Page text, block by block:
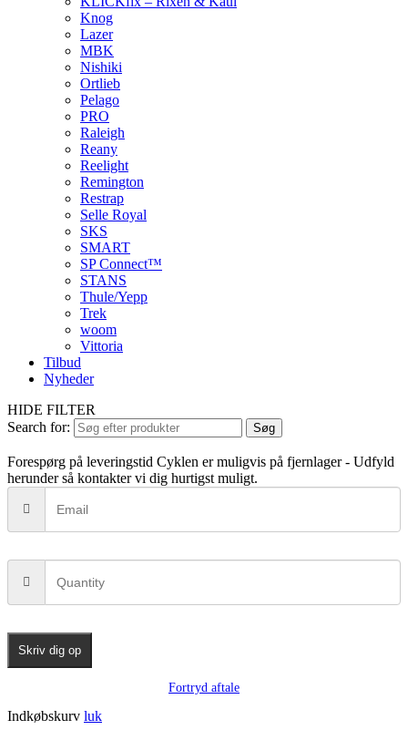
Knog
Lazer
MBK
Nishiki
Ortlieb
Pelago
PRO
Raleigh
Reany
Reelight
Remington
Restrap
Selle Royal
SKS
SMART
SP Connect™
STANS
Thule/Yepp
Trek
woom
Vittoria
Tilbud
Nyheder
HIDE FILTER
Search for:
Søg
Forespørg på leveringstid Cyklen er muligvis på fjernlager - Udfyld
herunder så kontakter vi dig hurtigst muligt.
Skriv dig op
Fortryd aftale
Indkøbskurv luk